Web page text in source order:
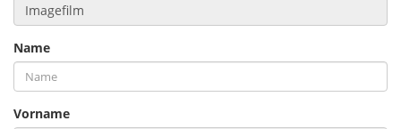
Name
Vorname